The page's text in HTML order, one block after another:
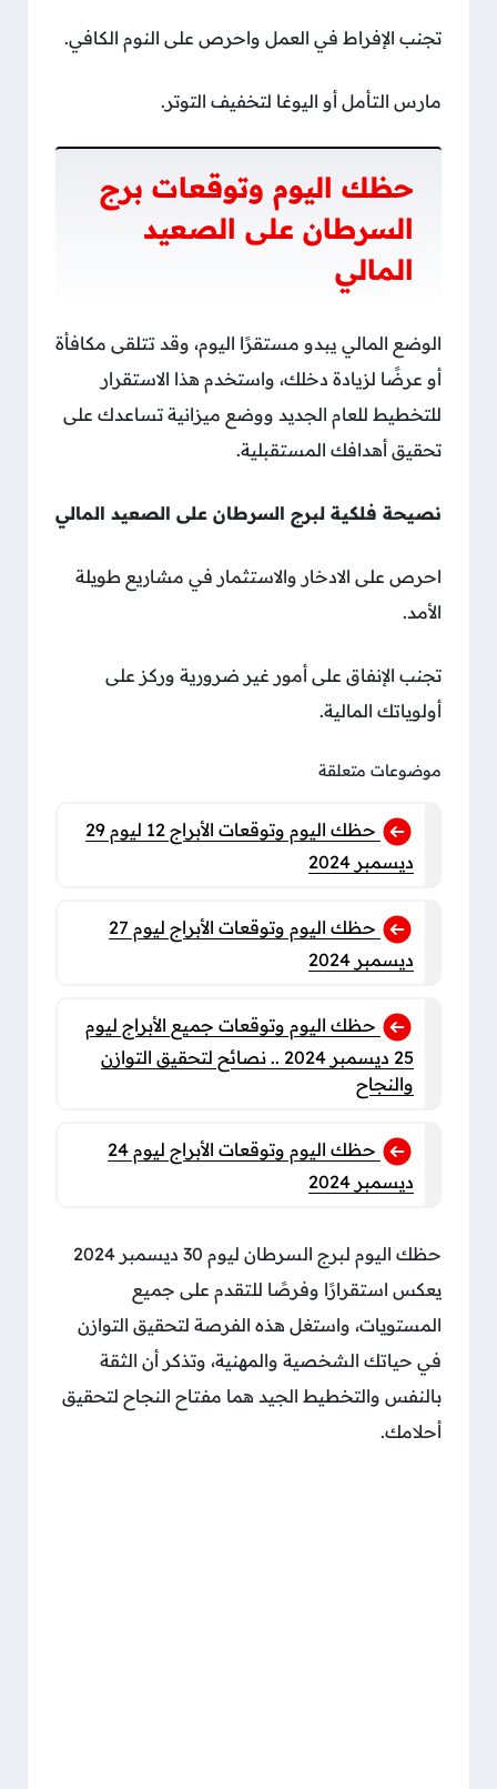
تجنب الإفراط في العمل واحرص على النوم الكافي.
مارس التأمل أو اليوغا لتخفيف التوتر.
حظك اليوم وتوقعات برج
السرطان على الصعيد
المالي
الوضع المالي يبدو مستقرًا اليوم، وقد تتلقى مكافأة
أو عرضًا لزيادة دخلك، واستخدم هذا الاستقرار
للتخطيط للعام الجديد ووضع ميزانية تساعدك على
تحقيق أهدافك المستقبلية.
نصيحة فلكية لبرج السرطان على الصعيد المالي
احرص على الادخار والاستثمار في مشاريع طويلة
الأمد.
تجنب الإنفاق على أمور غير ضرورية وركز على
أولوياتك المالية.
موضوعات متعلقة
حظك اليوم وتوقعات الأبراج 12 ليوم 29
ديسمبر 2024
حظك اليوم وتوقعات الأبراج ليوم 27
ديسمبر 2024
حظك اليوم وتوقعات جميع الأبراج ليوم
25 ديسمبر 2024 .. نصائح لتحقيق التوازن
والنجاح
حظك اليوم وتوقعات الأبراج ليوم 24
ديسمبر 2024
حظك اليوم لبرج السرطان ليوم 30 ديسمبر 2024
يعكس استقرارًا وفرصًا للتقدم على جميع
المستويات، واستغل هذه الفرصة لتحقيق التوازن
في حياتك الشخصية والمهنية، وتذكر أن الثقة
بالنفس والتخطيط الجيد هما مفتاح النجاح لتحقيق
أحلامك.